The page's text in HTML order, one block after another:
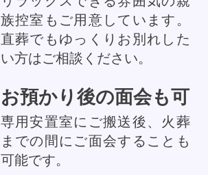
族控室もご用意しています。
直葬でもゆっくりお別れした
い方はご相談ください。
お預かり後の面会も可
専用安置室にご搬送後、火葬
までの間にご面会することも
可能です。